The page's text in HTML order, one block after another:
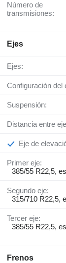
Número de
transmisiones:
Ejes
Ejes:
Configuración del
Suspensión:
Distancia entre
Eje de
Primer eje:
385/55 R22,5,
Segundo eje:
315/710 R22,5,
Tercer eje:
385/55 R22,5,
Frenos